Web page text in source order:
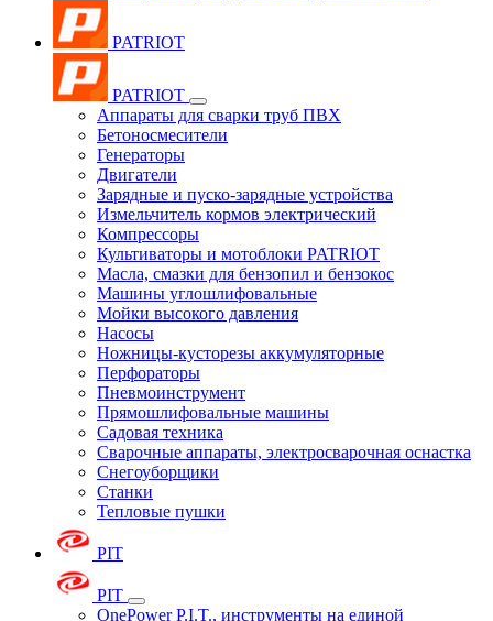
PATRIOT
PATRIOT
Аппараты для сварки труб ПВХ
Бетоносмесители
Генераторы
Двигатели
Зарядные и пуско-зарядные устройства
Измельчитель кормов электрический
Компрессоры
Культиваторы и мотоблоки PATRIOT
Масла, смазки для бензопил и бензокос
Машины углошлифовальные
Мойки высокого давления
Насосы
Ножницы-кусторезы аккумуляторные
Перфораторы
Пневмоинструмент
Прямошлифовальные машины
Садовая техника
Сварочные аппараты, электросварочная оснастка
Снегоуборщики
Станки
Тепловые пушки
PIT
PIT
OnePower P.I.T., инструменты на единой